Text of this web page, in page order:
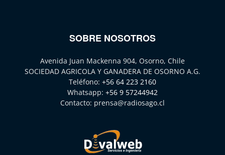
SOBRE NOSOTROS
Avenida Juan Mackenna 904, Osorno, Chile
SOCIEDAD AGRICOLA Y GANADERA DE OSORNO A.G.
Teléfono: +56 64 223 2160
Whatsapp: +56 9 57244942
Contacto: prensa@radiosago.cl